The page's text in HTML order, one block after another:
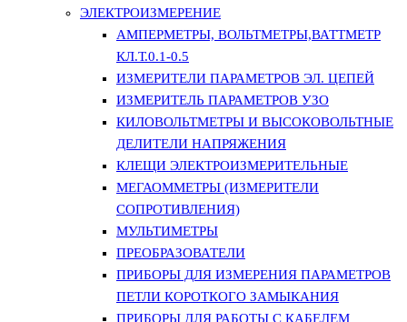
ЭЛЕКТРОИЗМЕРЕНИЕ
АМПЕРМЕТРЫ, ВОЛЬТМЕТРЫ,ВАТТМЕТР
КЛ.Т.0.1-0.5
ИЗМЕРИТЕЛИ ПАРАМЕТРОВ ЭЛ. ЦЕПЕЙ
ИЗМЕРИТЕЛЬ ПАРАМЕТРОВ УЗО
КИЛОВОЛЬТМЕТРЫ И ВЫСОКОВОЛЬТНЫЕ
ДЕЛИТЕЛИ НАПРЯЖЕНИЯ
КЛЕЩИ ЭЛЕКТРОИЗМЕРИТЕЛЬНЫЕ
МЕГАОММЕТРЫ (ИЗМЕРИТЕЛИ
СОПРОТИВЛЕНИЯ)
МУЛЬТИМЕТРЫ
ПРЕОБРАЗОВАТЕЛИ
ПРИБОРЫ ДЛЯ ИЗМЕРЕНИЯ ПАРАМЕТРОВ
ПЕТЛИ КОРОТКОГО ЗАМЫКАНИЯ
ПРИБОРЫ ДЛЯ РАБОТЫ С КАБЕЛЕМ